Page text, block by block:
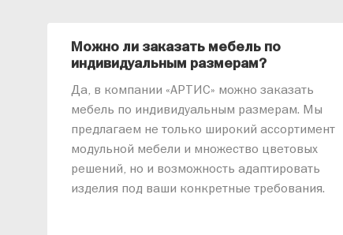
Можно ли заказать мебель по
индивидуальным размерам?
Да, в компании «АРТИС» можно заказать
мебель по индивидуальным размерам. Мы
предлагаем не только широкий ассортимент
модульной мебели и множество цветовых
решений, но и возможность адаптировать
изделия под ваши конкретные требования.